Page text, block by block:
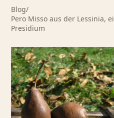
Blog/
Pero Misso aus der Lessinia,
Presidium